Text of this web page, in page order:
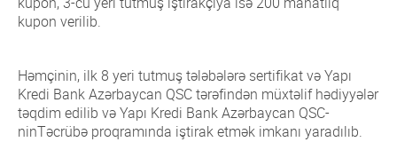
kupon verilib.
Həmçinin, ilk 8 yeri tutmuş tələbələrə sertifikat və Yapı
Kredi Bank Azərbaycan QSC tərəfindən müxtəlif hədiyyələr
təqdim edilib və Yapı Kredi Bank Azərbaycan QSC-
ninTəcrübə proqramında iştirak etmək imkanı yaradılıb.